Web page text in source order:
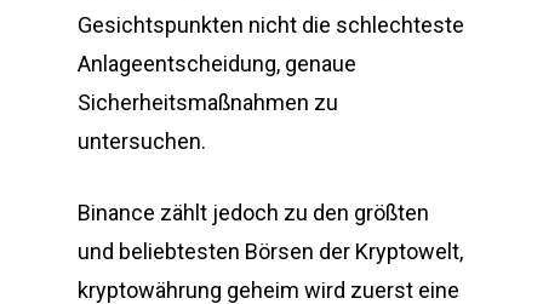
Gesichtspunkten nicht die schlechteste
Anlageentscheidung, genaue
Sicherheitsmaßnahmen zu
untersuchen.
Binance zählt jedoch zu den größten
und beliebtesten Börsen der Kryptowelt,
kryptowährung geheim wird zuerst eine